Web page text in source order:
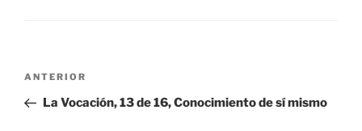
Navegación
entradas
Entrada
anterior:
ANTERIOR
La Vocación, 13 de 16, Conocimiento de sí mismo